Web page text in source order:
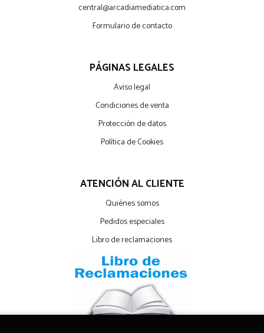
central@arcadiamediatica.com
Formulario de contacto
PÁGINAS LEGALES
Aviso legal
Condiciones de venta
Protección de datos
Política de Cookies
ATENCIÓN AL CLIENTE
Quiénes somos
Pedidos especiales
Libro de reclamaciones